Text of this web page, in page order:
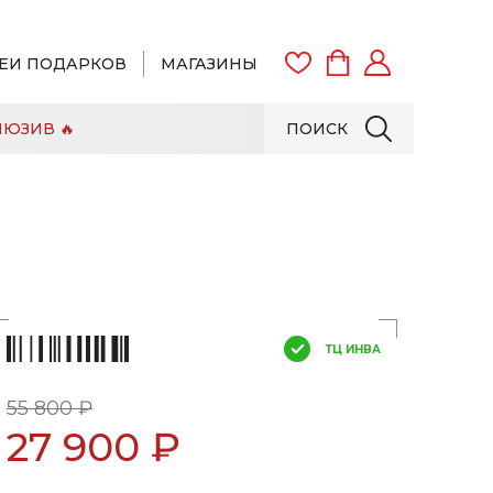
ПОДАРКОВ МАГАЗИНЫ
ПОИСК
🔥
ТЦ ИНВА
55 800 ₽
27 900 ₽